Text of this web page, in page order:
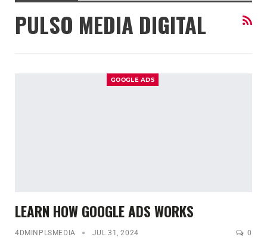
PULSO MEDIA DIGITAL
GOOGLE ADS
LEARN HOW GOOGLE ADS WORKS
4DMINPLSMEDIA JUL 31, 2024 0